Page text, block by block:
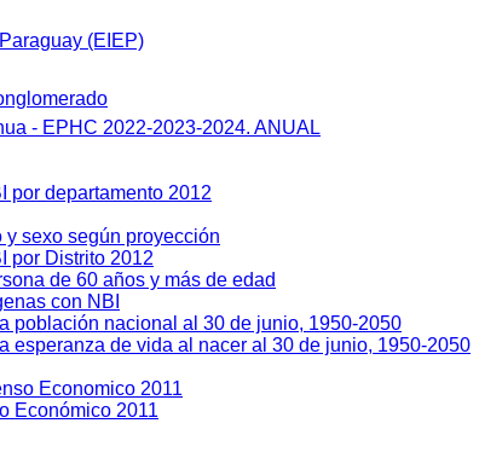
(EIEP)
- EPHC 2022-2023-2024. ANUAL
por departamento 2012
sexo según proyección
por Distrito 2012
de 60 años y más de edad
con NBI
población nacional al 30 de junio, 1950-2050
esperanza de vida al nacer al 30 de junio, 1950-2050
Economico 2011
Económico 2011